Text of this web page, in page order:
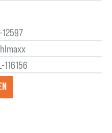
12597
116156